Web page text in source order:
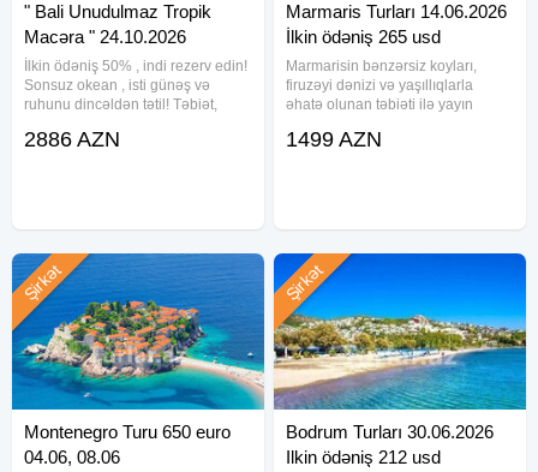
" Bali Unudulmaz Tropik
Macəra " 24.10.2026
İlkin ödəniş 50% , indi rezerv edin!
Sonsuz okean , isti günəş və
ruhunu dincəldən tətil! Təbiət,
Türk Hava Yolları İlə Birbaşa Uçuş.
2886 AZN
Marmaris Turları 14.06.2026
İlkin ödəniş 265 usd
Marmarisin bənzərsiz koyları,
firuzəyi dənizi və yaşıllıqlarla
əhatə olunan təbiəti ilə yayın
tarixi : 14.06.2026 – 21.06.2026 | 7
1499 AZN
Montenegro Turu 650 euro
04.06, 08.06
Şirkət
Bodrum Turları 30.06.2026
Ilkin ödəniş 212 usd
Şirkət